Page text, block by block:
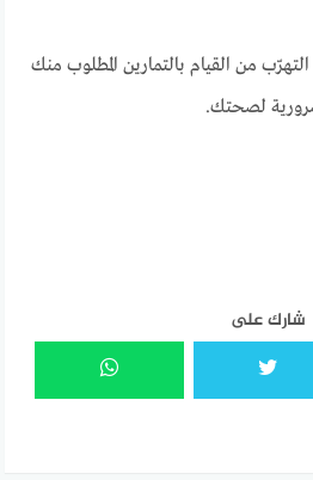
من القيام بالتمارين المطلوب منك
لصحتك.
شارك على